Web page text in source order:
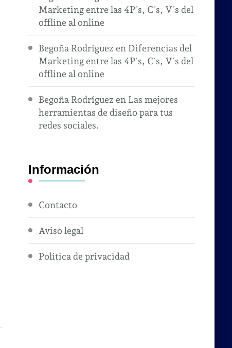
Marketing entre las 4P´s, C´s, V´s del
offline al online
Begoña Rodríguez en Diferencias del
Marketing entre las 4P´s, C´s, V´s del
offline al online
Begoña Rodríguez en Las mejores
herramientas de diseño para tus
redes sociales.
Información
Contacto
Aviso legal
Política de privacidad